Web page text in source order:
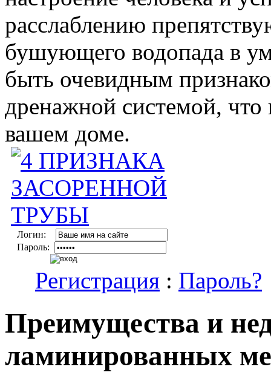
расслаблению
бушующего водопада в
быть очевидным
дренажной системой, что
вашем доме.
Логин:
Пароль:
Регистрация : Пароль?
Преимущества и
ламинированных